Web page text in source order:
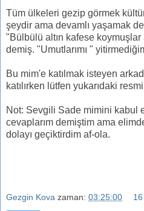
Tüm ülkeleri gezip görmek
şeydir ama devamlı yaşamak
"Bülbülü altın kafese koymuşlar
demiş. "Umutlarımı "
Bu mim'e katılmak isteyen
katılırken lütfen yukarıdaki
Not: Sevgili Sade mimini kabul
cevaplarım demiştim ama
dolayı geçiktirdim af-ola.
Gezgin Kova zaman: 03:25:00